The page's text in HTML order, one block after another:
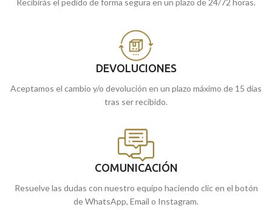
Recibirás el pedido de forma segura en un plazo de 24/72 horas.
DEVOLUCIONES
Aceptamos el cambio y/o devolución en un plazo máximo de 15 días
tras ser recibido.
COMUNICACIÓN
Resuelve las dudas con nuestro equipo haciendo clic en el botón
de WhatsApp, Email o Instagram.